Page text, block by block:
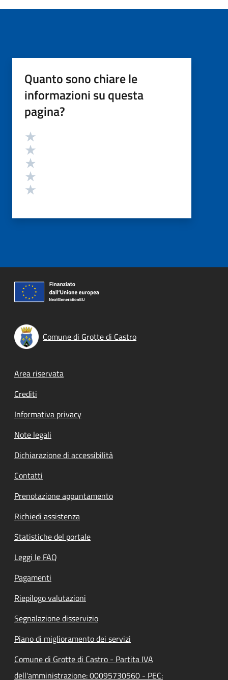
Quanto sono chiare le
informazioni su questa
pagina?
Valutazione
Comune di Grotte di Castro
Footer menu
Area riservata
Crediti
Informativa privacy
Note legali
Dichiarazione di accessibilità
Contatti
Prenotazione appuntamento
Richiedi assistenza
Statistiche del portale
Leggi le FAQ
Pagamenti
Riepilogo valutazioni
Segnalazione disservizio
Piano di miglioramento dei servizi
Comune di Grotte di Castro - Partita IVA
dell'amministrazione: 00095730560 - PEC: